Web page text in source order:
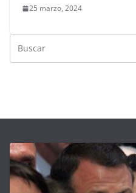
25 marzo, 2024